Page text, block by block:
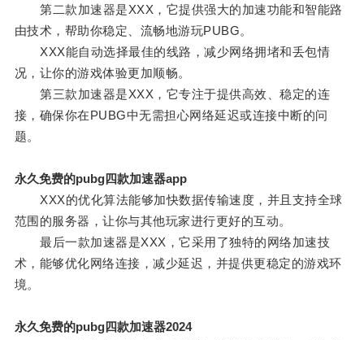
第二款加速器是XXX，它提供强大的加速功能和智能路
由技术，帮助你稳定、流畅地游玩PUBG。
XXX能自动选择最佳的线路，减少网络拥堵和丢包情
况，让你的游戏体验更加顺畅。
第三款加速器是XXX，它专注于提供高效、稳定的连
接，确保你在PUBG中无需担心网络延迟或连接中断的问
题。
永久免费的pubg四款加速器app
XXX的优化算法能够加快数据传输速度，并且支持全球
范围的服务器，让你与其他玩家进行更好的互动。
最后一款加速器是XXX，它采用了独特的网络加速技
术，能够优化网络连接，减少延迟，并提供更稳定的游戏环
境。
永久免费的pubg四款加速器2024